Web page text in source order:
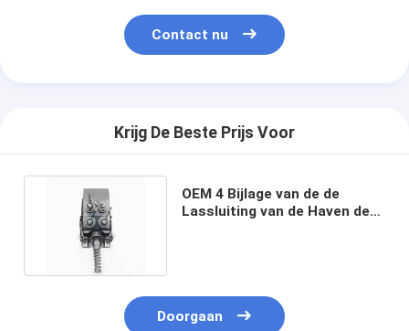
Contact nu
Krijg De Beste Prijs Voor
OEM 4 Bijlage van de de
Lassluiting van de Haven de
Doorgaan